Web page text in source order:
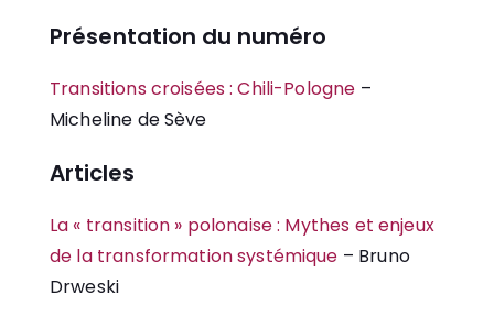
Présentation du numéro
Transitions croisées : Chili-Pologne –
Micheline de Sève
Articles
La « transition » polonaise : Mythes et enjeux
de la transformation systémique – Bruno
Drweski